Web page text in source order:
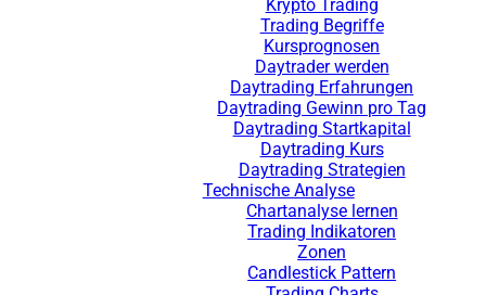
Krypto Trading
Trading Begriffe
Kursprognosen
Daytrader werden
Daytrading Erfahrungen
Daytrading Gewinn pro Tag
Daytrading Startkapital
Daytrading Kurs
Daytrading Strategien
Technische Analyse
Chartanalyse lernen
Trading Indikatoren
Zonen
Candlestick Pattern